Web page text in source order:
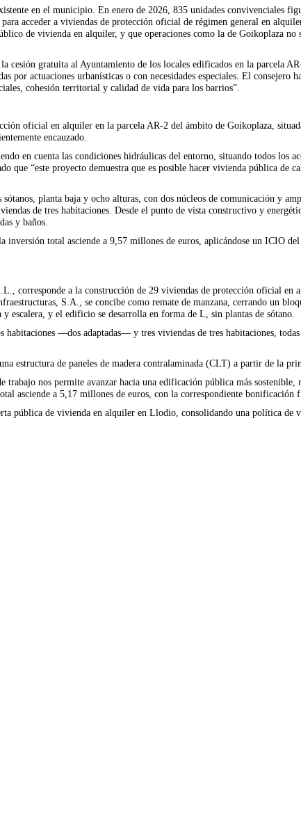
en el municipio. En enero de 2026, 835 unidades convivenciales
acceder a viviendas de protección oficial de régimen general en
de vivienda en alquiler, y que operaciones como la de Goikoplaza no
gratuita al Ayuntamiento de los locales edificados en la parcela
por actuaciones urbanísticas o con necesidades especiales. El consejero
cohesión territorial y calidad de vida para los barrios”.
oficial en alquiler en la parcela AR-2 del ámbito de Goikoplaza,
encauzado.
en cuenta las condiciones hidráulicas del entorno, situando todos los
que “este proyecto demuestra que es posible hacer vivienda pública de
planta baja y ocho alturas, con dos núcleos de comunicación y
de tres habitaciones. Desde el punto de vista constructivo y
y baños.
inversión total asciende a 9,57 millones de euros, aplicándose un ICIO
corresponde a la construcción de 29 viviendas de protección oficial
S.A., se concibe como remate de manzana, cerrando un
escalera, y el edificio se desarrolla en forma de L, sin plantas de sótano.
—dos adaptadas— y tres viviendas de tres habitaciones,
estructura de paneles de madera contralaminada (CLT) a partir de la
trabajo nos permite avanzar hacia una edificación pública más
asciende a 5,17 millones de euros, con la correspondiente bonificación
pública de vivienda en alquiler en Llodio, consolidando una política